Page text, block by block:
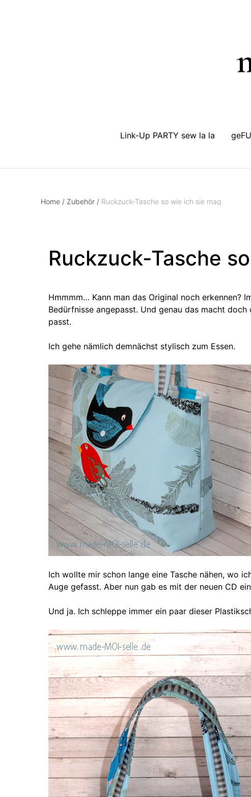
Link-Up PARTY sew la la
Home / Zubehör / Ruckzuck-Tasche so wie ich sie mag
Ruckzuck-Tasche
Hmmmm… Kann man das Original noch erkennen?
Bedürfnisse angepasst. Und genau das macht
passt.
Ich gehe nämlich demnächst stylisch zum Essen.
Ich wollte mir schon lange eine Tasche nähen, wo
Auge gefasst. Aber nun gab es mit der neuen CD
Und ja. Ich schleppe immer ein paar dieser